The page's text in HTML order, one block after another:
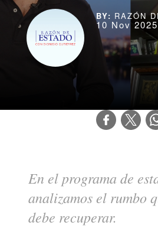
RAZÓN
10 Nov 2025
En el programa de
analizamos el rumbo
debe recuperar.